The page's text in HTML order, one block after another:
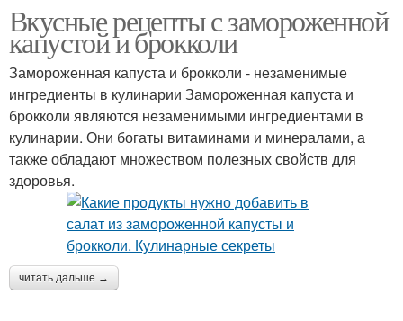
Вкусные рецепты с замороженной
капустой и брокколи
Замороженная капуста и брокколи - незаменимые
ингредиенты в кулинарии Замороженная капуста и
брокколи являются незаменимыми ингредиентами в
кулинарии. Они богаты витаминами и минералами, а
также обладают множеством полезных свойств для
здоровья.
читать дальше →